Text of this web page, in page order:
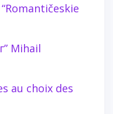
Mihail
au choix des